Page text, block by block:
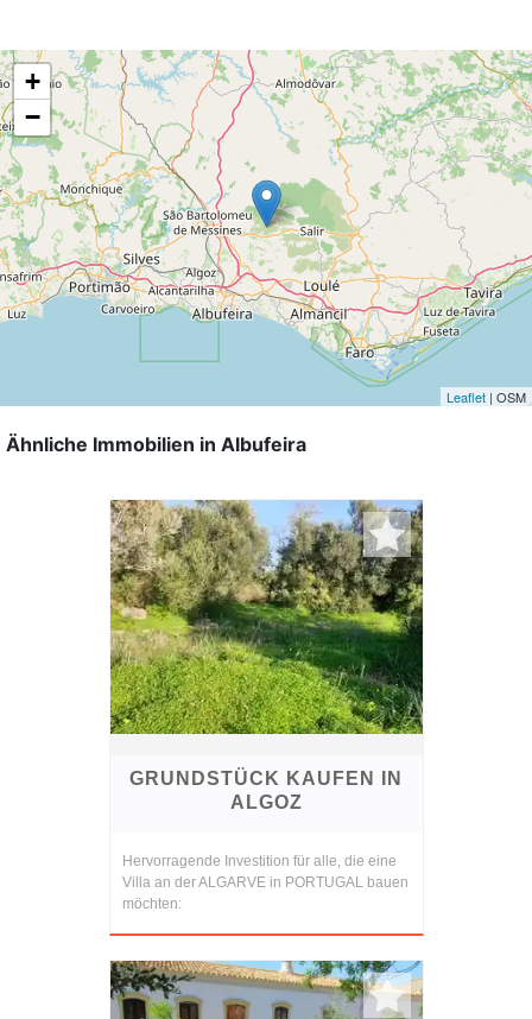
+
−
Leaflet | OSM
Ähnliche Immobilien in Albufeira
GRUNDSTÜCK KAUFEN IN
ALGOZ
Hervorragende Investition für alle, die eine
Villa an der ALGARVE in PORTUGAL bauen
möchten: